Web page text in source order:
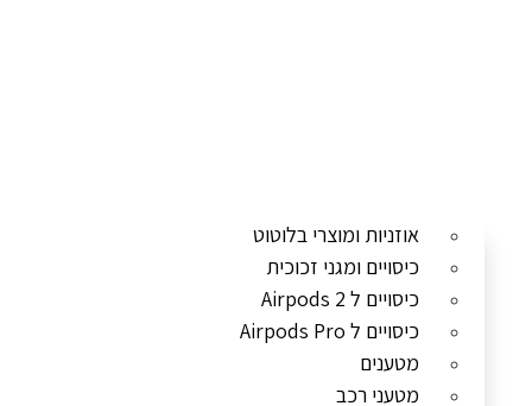
אוזניות ומוצרי בלוטוט
כיסויים ומגני זכוכית
כיסויים ל Airpods 2
כיסויים ל Airpods Pro
מטענים
מטעני רכב